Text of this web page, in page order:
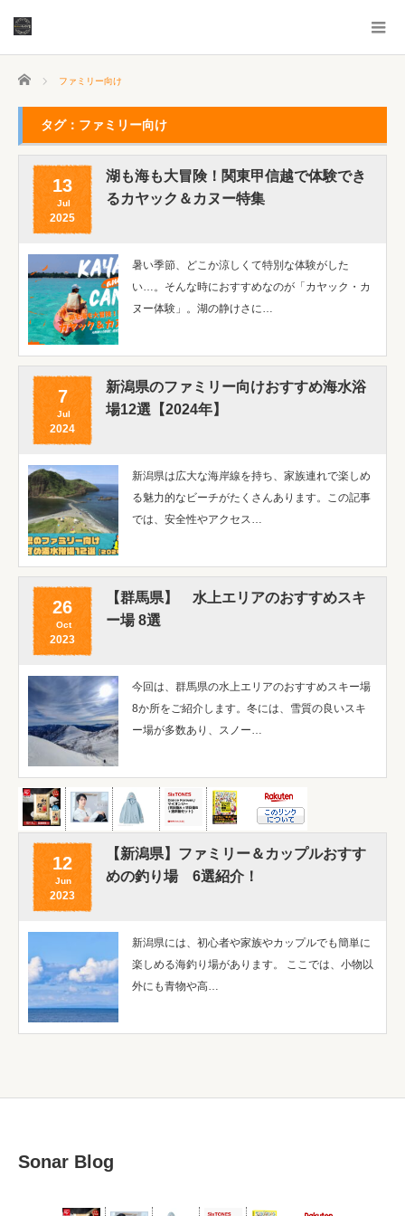
ホーム ファミリー向け
タグ：ファミリー向け
13
Jul
2025
湖も海も大冒険！関東甲信越で体験でき
るカヤック＆カヌー特集
暑い季節、どこか涼しくて特別な体験がした
い…。そんな時におすすめなのが「カヤック・カ
ヌー体験」。湖の静けさに…
7
Jul
2024
新潟県のファミリー向けおすすめ海水浴
場12選【2024年】
新潟県は広大な海岸線を持ち、家族連れで楽しめ
る魅力的なビーチがたくさんあります。この記事
では、安全性やアクセス…
26
Oct
2023
【群馬県】 水上エリアのおすすめスキ
ー場 8選
今回は、群馬県の水上エリアのおすすめスキー場
8か所をご紹介します。冬には、雪質の良いスキ
ー場が多数あり、スノー…
12
Jun
2023
【新潟県】ファミリー＆カップルおすす
めの釣り場 6選紹介！
新潟県には、初心者や家族やカップルでも簡単に
楽しめる海釣り場があります。 ここでは、小物以
外にも青物や高…
Sonar Blog